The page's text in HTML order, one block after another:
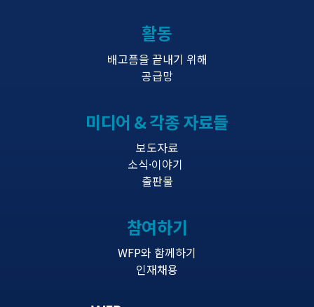
활동
배고픔을 끝내기 위해
공급망
미디어 & 각종 자료들
보도자료
소식·이야기
출판물
참여하기
WFP와 함께하기
인재채용